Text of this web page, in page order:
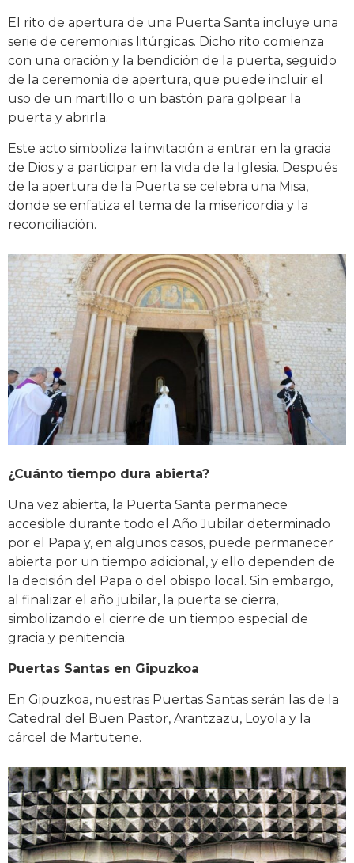
El rito de apertura de una Puerta Santa incluye una
serie de ceremonias litúrgicas. Dicho rito comienza
con una oración y la bendición de la puerta, seguido
de la ceremonia de apertura, que puede incluir el
uso de un martillo o un bastón para golpear la
puerta y abrirla.
Este acto simboliza la invitación a entrar en la gracia
de Dios y a participar en la vida de la Iglesia. Después
de la apertura de la Puerta se celebra una Misa,
donde se enfatiza el tema de la misericordia y la
reconciliación.
¿Cuánto tiempo dura abierta?
Una vez abierta, la Puerta Santa permanece
accesible durante todo el Año Jubilar determinado
por el Papa y, en algunos casos, puede permanecer
abierta por un tiempo adicional, y ello dependen de
la decisión del Papa o del obispo local. Sin embargo,
al finalizar el año jubilar, la puerta se cierra,
simbolizando el cierre de un tiempo especial de
gracia y penitencia.
Puertas Santas en Gipuzkoa
En Gipuzkoa, nuestras Puertas Santas serán las de la
Catedral del Buen Pastor, Arantzazu, Loyola y la
cárcel de Martutene.